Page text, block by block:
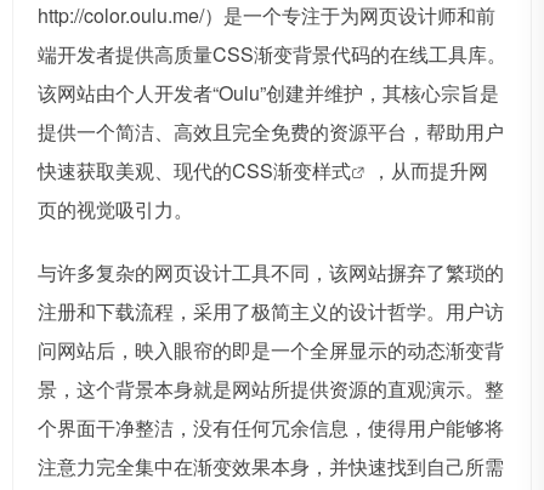
http://color.oulu.me/）是一个专注于为网页设计师和前
端开发者提供高质量CSS渐变背景代码的在线工具库。
该网站由个人开发者“Oulu”创建并维护，其核心宗旨是
提供一个简洁、高效且完全免费的资源平台，帮助用户
快速获取美观、现代的CSS渐变样式
，从而提升网
页的视觉吸引力。
与许多复杂的网页设计工具不同，该网站摒弃了繁琐的
注册和下载流程，采用了极简主义的设计哲学。用户访
问网站后，映入眼帘的即是一个全屏显示的动态渐变背
景，这个背景本身就是网站所提供资源的直观演示。整
个界面干净整洁，没有任何冗余信息，使得用户能够将
注意力完全集中在渐变效果本身，并快速找到自己所需